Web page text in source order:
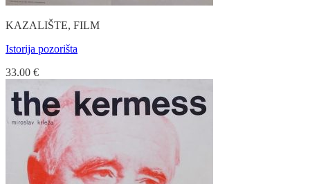
KAZALIŠTE, FILM
Istorija pozorišta
33.00 €